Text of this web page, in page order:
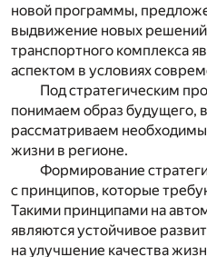
новой программы,
выдвижение новых решений
транспортного комплекса
аспектом в условиях
Под стратегическим
понимаем образ будущего,
рассматриваем
жизни в регионе.
Формирование
с принципов, которые
Такими принципами на
являются устойчивое
на улучшение качества